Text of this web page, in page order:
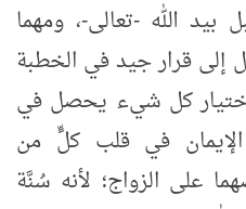
بيد الله -تعالى-، ومهما
إلى قرار جيد في الخطبة
اختيار كل شيء يحصل في
الإيمان في قلب كلٍّ من
على الزواج؛ لأنه سُنَّة